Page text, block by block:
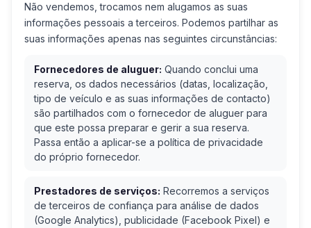
Não vendemos, trocamos nem alugamos as suas
informações pessoais a terceiros. Podemos partilhar as
suas informações apenas nas seguintes circunstâncias:
Fornecedores de aluguer: Quando conclui uma
reserva, os dados necessários (datas, localização,
tipo de veículo e as suas informações de contacto)
são partilhados com o fornecedor de aluguer para
que este possa preparar e gerir a sua reserva.
Passa então a aplicar-se a política de privacidade
do próprio fornecedor.
Prestadores de serviços: Recorremos a serviços
de terceiros de confiança para análise de dados
(Google Analytics), publicidade (Facebook Pixel) e